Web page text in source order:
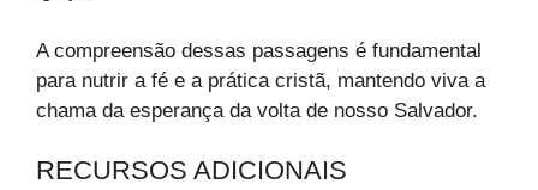
A compreensão dessas passagens é fundamental
para nutrir a fé e a prática cristã, mantendo viva a
chama da esperança da volta de nosso Salvador.
RECURSOS ADICIONAIS